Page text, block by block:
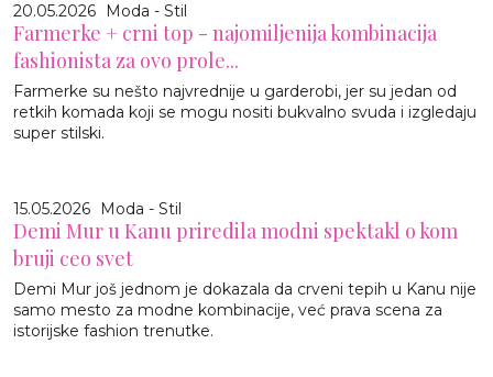
20.05.2026 Moda - Stil
Farmerke + crni top - najomiljenija kombinacija
fashionista za ovo prole...
Farmerke su nešto najvrednije u garderobi, jer su jedan od
retkih komada koji se mogu nositi bukvalno svuda i izgledaju
super stilski.
15.05.2026 Moda - Stil
Demi Mur u Kanu priredila modni spektakl o kom
bruji ceo svet
Demi Mur još jednom je dokazala da crveni tepih u Kanu nije
samo mesto za modne kombinacije, već prava scena za
istorijske fashion trenutke.